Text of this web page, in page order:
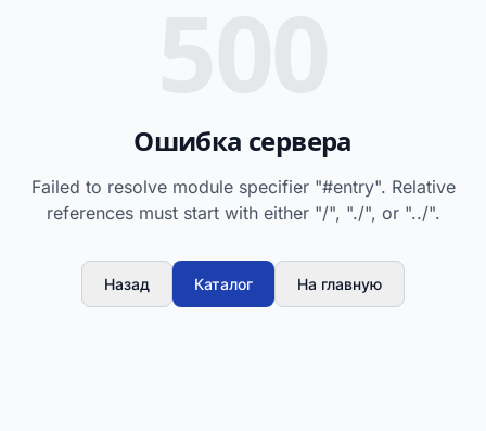
Ошибка сервера
Failed to resolve module specifier "#entry". Relative
references must start with either "/", "./", or "../".
Назад Каталог На главную